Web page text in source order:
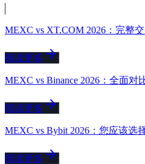
MEXC vs XT.COM 2026：完整
阅读更多
MEXC vs Binance 2026：全面对
阅读更多
MEXC vs Bybit 2026：您应该选
阅读更多